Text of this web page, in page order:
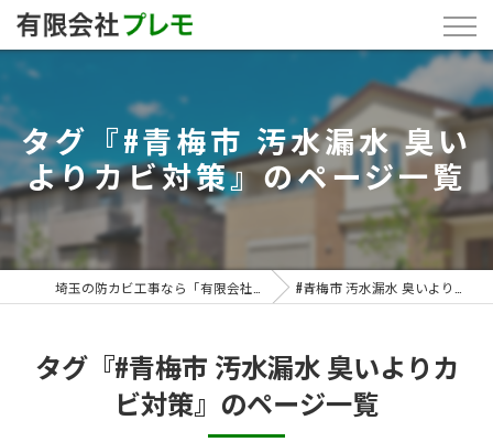
タグ『#青梅市 汚水漏水 臭い
よりカビ対策』のページ一覧
#青梅市 汚水漏水 臭いよりカビ対策
タグ『#青梅市 汚水漏水 臭いよりカ
ビ対策』のページ一覧